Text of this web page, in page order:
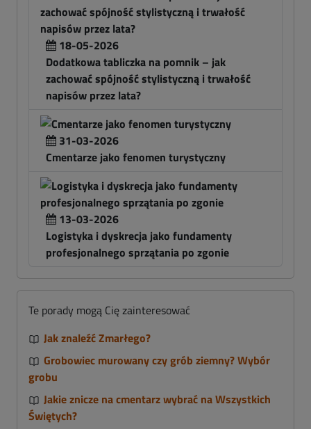
18-05-2026
Dodatkowa tabliczka na pomnik – jak
zachować spójność stylistyczną i trwałość
napisów przez lata?
31-03-2026
Cmentarze jako fenomen turystyczny
13-03-2026
Logistyka i dyskrecja jako fundamenty
profesjonalnego sprzątania po zgonie
Te porady mogą Cię zainteresować
Jak znaleźć Zmarłego?
Grobowiec murowany czy grób ziemny? Wybór
grobu
Jakie znicze na cmentarz wybrać na Wszystkich
Świętych?